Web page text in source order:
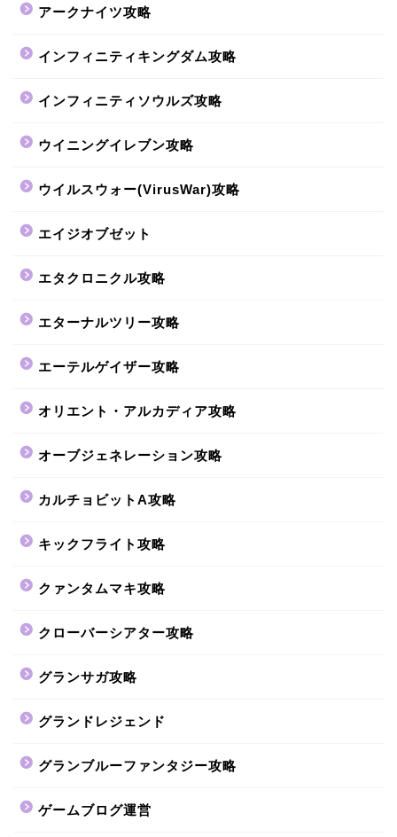
アークナイツ攻略
インフィニティキングダム攻略
インフィニティソウルズ攻略
ウイニングイレブン攻略
ウイルスウォー(VirusWar)攻略
エイジオブゼット
エタクロニクル攻略
エターナルツリー攻略
エーテルゲイザー攻略
オリエント・アルカディア攻略
オーブジェネレーション攻略
カルチョビットA攻略
キックフライト攻略
クァンタムマキ攻略
クローバーシアター攻略
グランサガ攻略
グランドレジェンド
グランブルーファンタジー攻略
ゲームブログ運営